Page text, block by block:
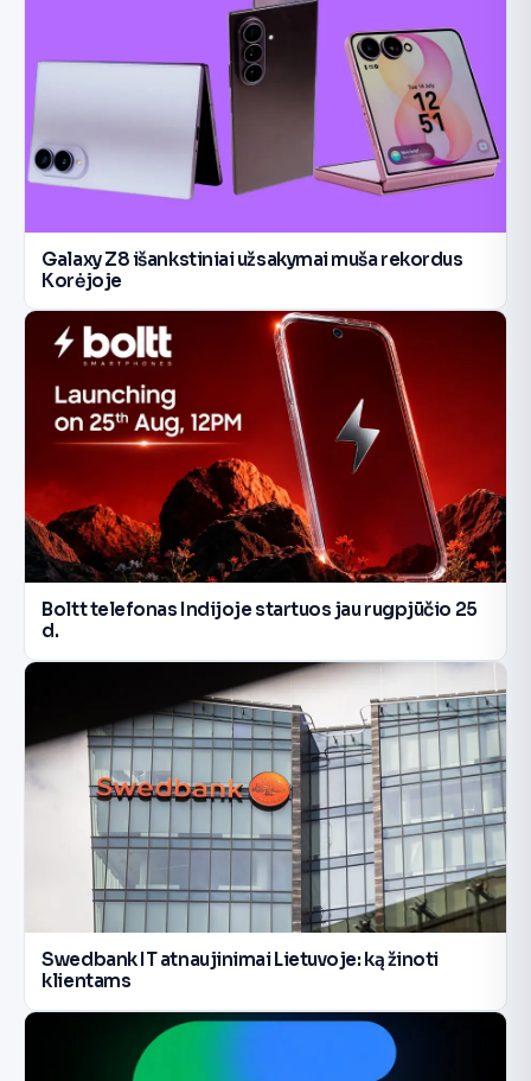
Galaxy Z8 išankstiniai užsakymai muša rekordus
Korėjoje
Boltt telefonas Indijoje startuos jau rugpjūčio 25
d.
Swedbank IT atnaujinimai Lietuvoje: ką žinoti
klientams